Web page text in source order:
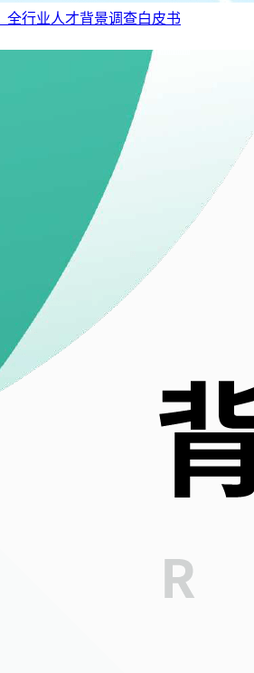
全行业人才背景调查白皮书